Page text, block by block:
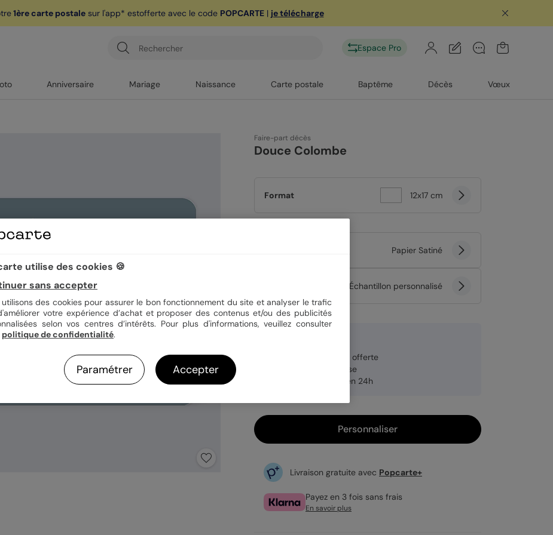
1ère carte postalesur l'app* estofferte avec le code POPCARTE| je télécharge
Espace Pro
Anniversaire Mariage Naissance Carte postale Baptême Décès Vœux
Faire-part décès
Douce Colombe
Format 12x17 cm
Papier Satiné
Échantillon personnalisé
Enveloppe blanche offerte
Fabrication française
Expédition rapide en 24h
Personnaliser
Livraison gratuite avec Popcarte+
Payez en 3 fois sans frais
En savoir plus
utilise des cookies 🍪
sans accepter
utilisons des cookies pour assurer le bon fonctionnement du site et analyser le trafic
votre expérience d’achat et proposer des contenus et/ou des publicités
selon vos centres d’intérêts. Pour plus d'informations, veuillez consulter
politique de confidentialité.
Paramétrer Accepter